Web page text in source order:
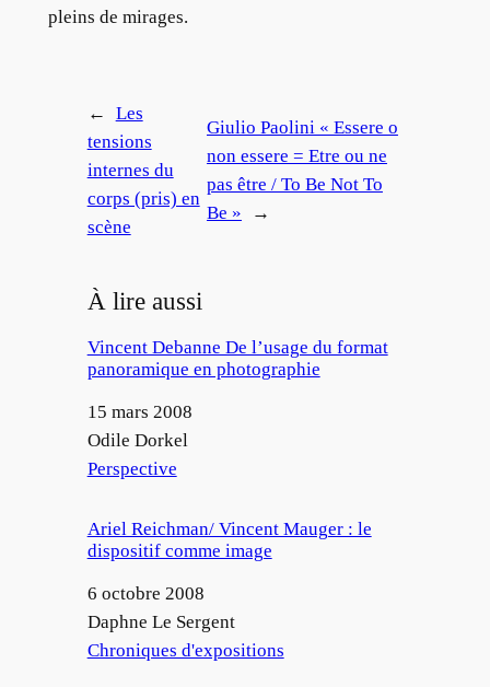
pleins de mirages.
←
Les
tensions
internes du
corps (pris) en
scène
Giulio Paolini « Essere o
non essere = Etre ou ne
pas être / To Be Not To
Be »
→
À lire aussi
Vincent Debanne De l’usage du format
panoramique en photographie
Date
15 mars 2008
Auteur
Odile Dorkel
Par rapport à
Perspective
Ariel Reichman/ Vincent Mauger : le
dispositif comme image
Date
6 octobre 2008
Auteur
Daphne Le Sergent
Par rapport à
Chroniques d'expositions